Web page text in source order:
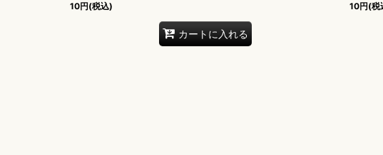
10円(税込)
カートに入れる
10円(税